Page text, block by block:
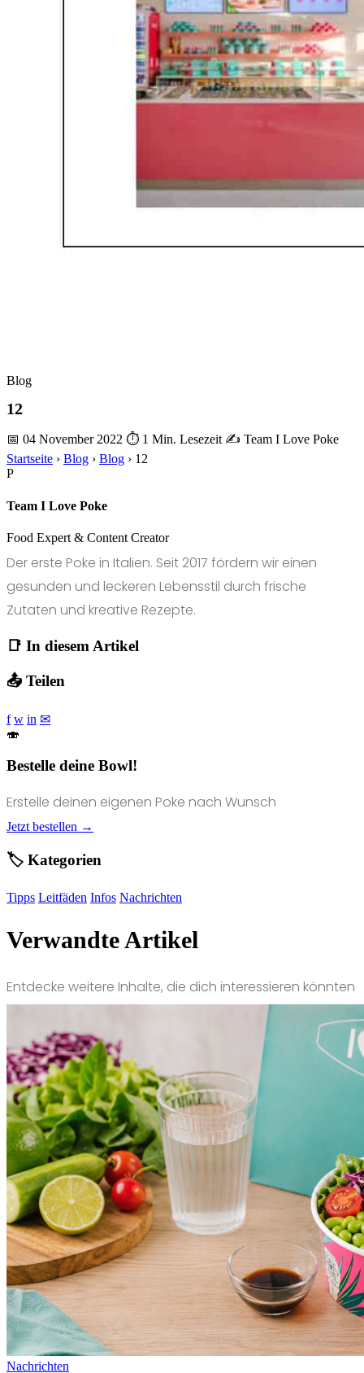
Blog
12
📅 04 November 2022 ⏱ 1 Min. Lesezeit ✍️ Team I Love Poke
Startseite › Blog › Blog › 12
P
Team I Love Poke
Food Expert & Content Creator
Der erste Poke in Italien. Seit 2017 fördern wir einen
gesunden und leckeren Lebensstil durch frische
Zutaten und kreative Rezepte.
📑 In diesem Artikel
📤 Teilen
f w in ✉
🍣
Bestelle deine Bowl!
Erstelle deinen eigenen Poke nach Wunsch
Jetzt bestellen →
🏷️ Kategorien
Tipps Leitfäden Infos Nachrichten
Verwandte Artikel
Entdecke weitere Inhalte, die dich interessieren könnten
Nachrichten